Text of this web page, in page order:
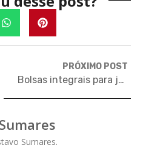
PRÓXIMO POST
Bolsas integrais para jovens músicos em evento em Berlim
Sumares.